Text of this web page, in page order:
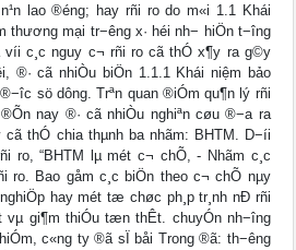
lao ®éng; hay rñi ro do m«i 1.1 Khái
thương mại tr−êng x· héi nh− hiÖn t−îng
c¸c nguy c¬ rñi ro cã thÓ x¶y ra g©y
®· cã nhiÒu biÖn 1.1.1 Khái niệm bảo
sö dông. Trªn quan ®iÓm qu¶n lý rñi
®Õn nay ®· cã nhiÒu nghiªn cøu ®−a ra
cã thÓ chia thµnh ba nhãm: BHTM. D−íi
ro, “BHTM lµ mét c¬ chÕ, - Nhãm c¸c
ro. Bao gåm c¸c biÖn theo c¬ chÕ nµy
hay mét tæ chøc ph¸p tr¸nh nÐ rñi
vµ gi¶m thiÓu tæn thÊt. chuyÓn nh−îng
c«ng ty ®ã sÏ båi Trong ®ã: th−êng